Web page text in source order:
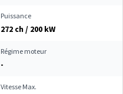
Puissance
272 ch / 200 kW
Régime moteur
-
Vitesse Max.